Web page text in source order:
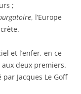
;
, l’Europe
et l’enfer, en ce
deux premiers.
Jacques Le Goff